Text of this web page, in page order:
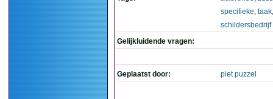
specifieke, taak,
schildersbedrijf
Gelijkluidende vragen:
Geplaatst door: piet puzzel